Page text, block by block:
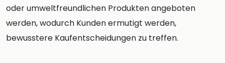
oder umweltfreundlichen Produkten angeboten
werden, wodurch Kunden ermutigt werden,
bewusstere Kaufentscheidungen zu treffen.